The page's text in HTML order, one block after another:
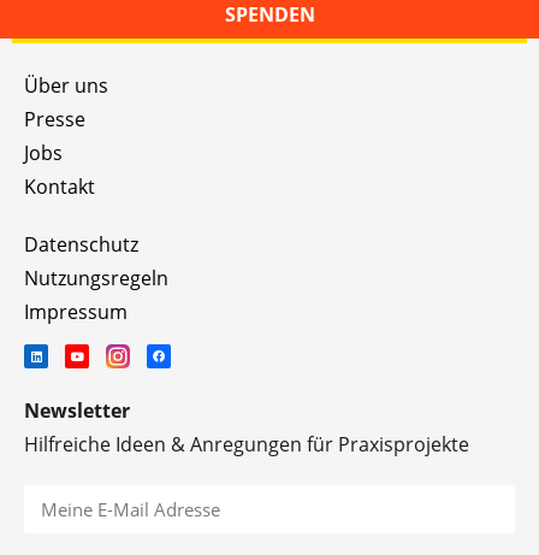
SPENDEN
Über uns
Presse
Jobs
Kontakt
Datenschutz
Nutzungsregeln
Impressum
Newsletter
Hilfreiche Ideen & Anregungen für Praxisprojekte